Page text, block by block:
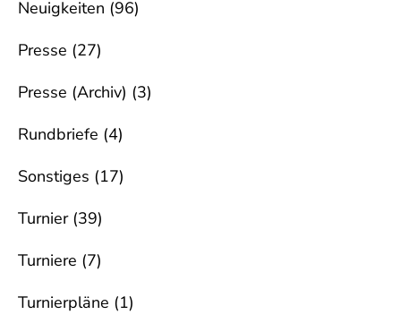
Neuigkeiten (96)
Presse (27)
Presse (Archiv) (3)
Rundbriefe (4)
Sonstiges (17)
Turnier(39)
Turniere (7)
Turnierpläne (1)